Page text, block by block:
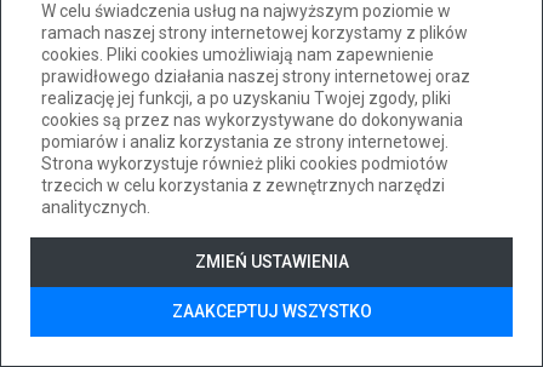
W celu świadczenia usług na najwyższym poziomie w
ramach naszej strony internetowej korzystamy z plików
cookies. Pliki cookies umożliwiają nam zapewnienie
prawidłowego działania naszej strony internetowej oraz
realizację jej funkcji, a po uzyskaniu Twojej zgody, pliki
cookies są przez nas wykorzystywane do dokonywania
pomiarów i analiz korzystania ze strony internetowej.
Strona wykorzystuje również pliki cookies podmiotów
trzecich w celu korzystania z zewnętrznych narzędzi
analitycznych.
ZMIEŃ USTAWIENIA
ZAAKCEPTUJ WSZYSTKO
© 2026WizjaNetWszystkie prawa zastrzeżone.